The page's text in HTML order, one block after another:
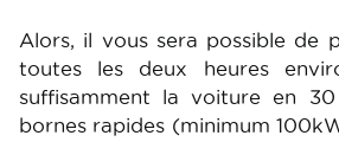
Alors, il vous sera possible de
toutes les deux heures
suffisamment la voiture en
bornes rapides (minimum